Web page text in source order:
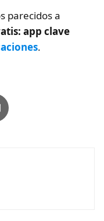
parecidos a
app clave
.